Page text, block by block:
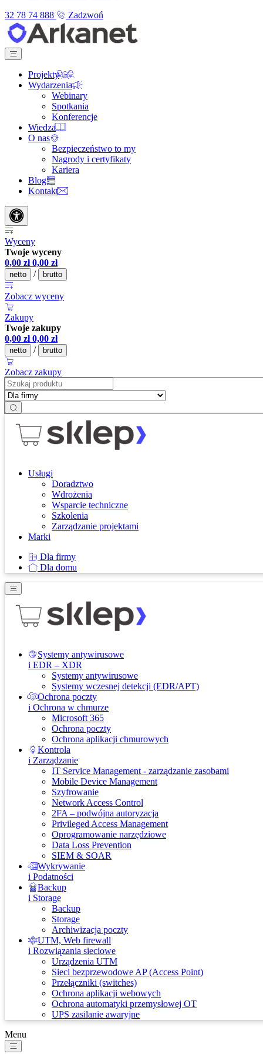
32 78 74 888
Zadzwoń
Projekty
Wydarzenia
Webinary
Spotkania
Konferencje
Wiedza
O nas
Bezpieczeństwo to my
Nagrody i certyfikaty
Kariera
Blog
Kontakt
Wyceny
Twoje wyceny
0,00 zł 0,00 zł
netto / brutto
Zobacz wyceny
Zakupy
Twoje zakupy
0,00 zł 0,00 zł
netto / brutto
Zobacz zakupy
Usługi
Doradztwo
Wdrożenia
Wsparcie techniczne
Szkolenia
Zarządzanie projektami
Marki
Dla firmy
Dla domu
Systemy antywirusowe
i EDR – XDR
Systemy antywirusowe
Systemy wczesnej detekcji (EDR/APT)
Ochrona poczty
i Ochrona w chmurze
Microsoft 365
Ochrona poczty
Ochrona aplikacji chmurowych
Kontrola
i Zarządzanie
IT Service Management - zarządzanie zasobami
Mobile Device Management
Szyfrowanie
Network Access Control
2FA – podwójna autoryzacja
Privileged Access Management
Oprogramowanie narzędziowe
Data Loss Prevention
SIEM & SOAR
Wykrywanie
i Podatności
Backup
i Storage
Backup
Storage
Archiwizacja poczty
UTM, Web firewall
i Rozwiązania sieciowe
Urządzenia UTM
Sieci bezprzewodowe AP (Access Point)
Przełączniki (switches)
Ochrona aplikacji webowych
Ochrona automatyki przemysłowej OT
UPS zasilanie awaryjne
Menu